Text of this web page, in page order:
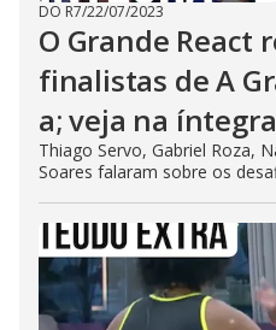
DO R7/22/07/2023
O Grande React
finalistas de A
a; veja na íntegra
Thiago Servo, Gabriel Roza,
Soares falaram sobre os